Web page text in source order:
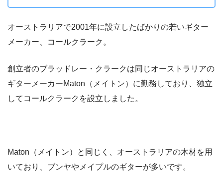
オーストラリアで2001年に設立したばかりの若いギター
メーカー、コールクラーク。
創立者のブラッドレー・クラークは同じオーストラリアの
ギターメーカーMaton（メイトン）に勤務しており、独立
してコールクラークを設立しました。
Maton（メイトン）と同じく、オーストラリアの木材を用
いており、ブンヤやメイプルのギターが多いです。